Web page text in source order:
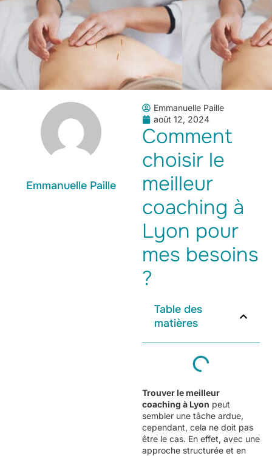
Emmanuelle Paille
Emmanuelle Paille
août 12, 2024
Comment
choisir le
meilleur
coaching à
Lyon pour
mes besoins
?
Table des
matières
Trouver lemeilleur
coaching à Lyon peut
sembler une tâche ardue,
cependant, cela ne doit pas
être le cas. En effet, avec une
approche structurée et en